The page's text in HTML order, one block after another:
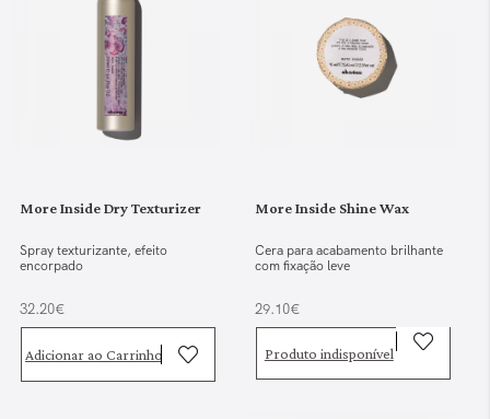
More Inside Dry Texturizer
Spray texturizante, efeito
encorpado
32.20€
Adicionar ao Carrinho
More Inside Shine Wax
Cera para acabamento brilhante
com fixação leve
29.10€
Produto indisponível